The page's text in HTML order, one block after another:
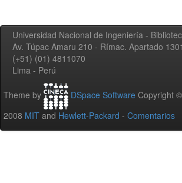
Universidad Nacional de Ingeniería -
Av. Túpac Amaru 210 - Rímac. Apartado 1301
(+51) (01) 4811070
Lima - Perú
Theme by DSpace Software Copyright
2008 MIT and Hewlett-Packard - Comentarios